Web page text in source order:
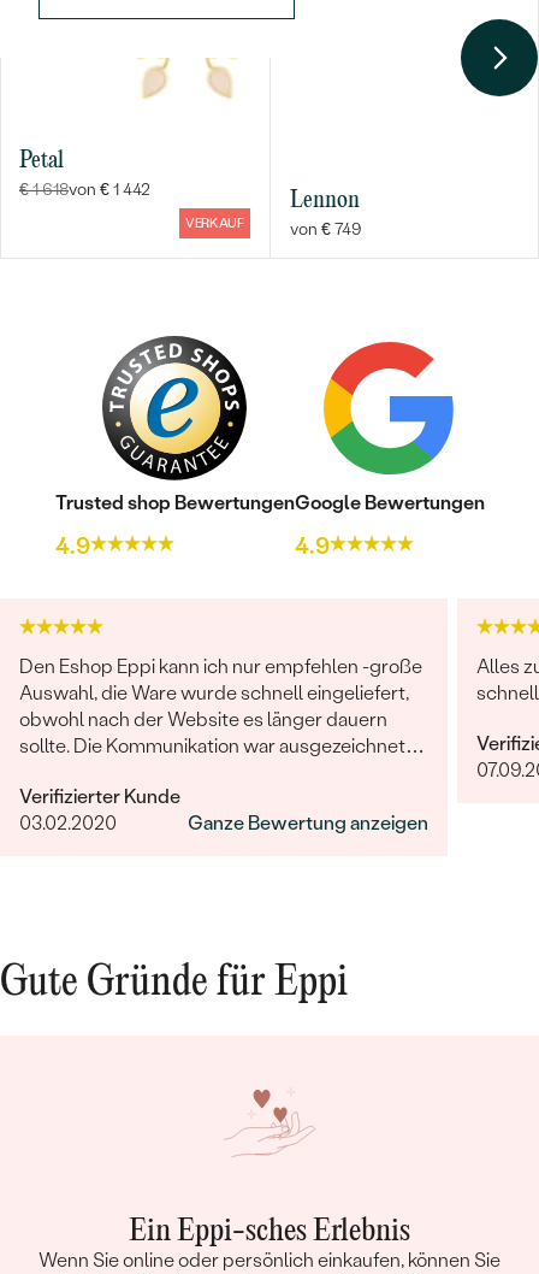
Petal
€ 1 618von € 1 442
VERKAUF
Lennon
von € 749
Trusted shop Bewertungen
4.9
Google Bewertungen
4.9
Den Eshop Eppi kann ich nur empfehlen -große
Auswahl, die Ware wurde schnell eingeliefert,
obwohl nach der Website es länger dauern
sollte. Die Kommunikation war ausgezeichnet
hochqualität! Sehr sehr zufrieden.
Verifizierter Kunde
03.02.2020
Ganze Bewertung anzeigen
Alles
Gute Gründe für Eppi
Ein Eppi-sches Erlebnis
Wenn Sie online oder persönlich einkaufen, können Sie